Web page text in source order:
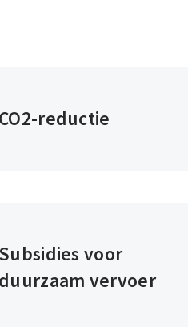
CO2-reductie
Subsidies voor
duurzaam vervoer